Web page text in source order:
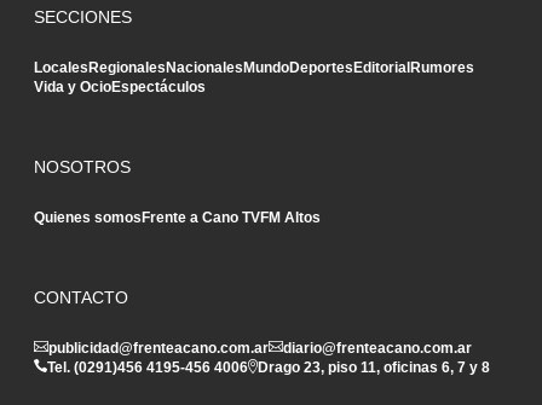
SECCIONES
LocalesRegionalesNacionalesMundoDeportesEditorialRumores
Vida y OcioEspectáculos
NOSOTROS
Quienes somosFrente a Cano TVFM Altos
CONTACTO
publicidad@frenteacano.com.ar
diario@frenteacano.com.ar
Tel. (0291)456 4195-456 4006 Drago 23, piso 11, oficinas 6, 7 y 8